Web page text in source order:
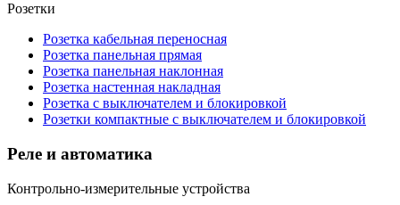
Розетки
Розетка кабельная переносная
Розетка панельная прямая
Розетка панельная наклонная
Розетка настенная накладная
Розетка с выключателем и блокировкой
Розетки компактные с выключателем и блокировкой
Реле и автоматика
Контрольно-измерительные устройства